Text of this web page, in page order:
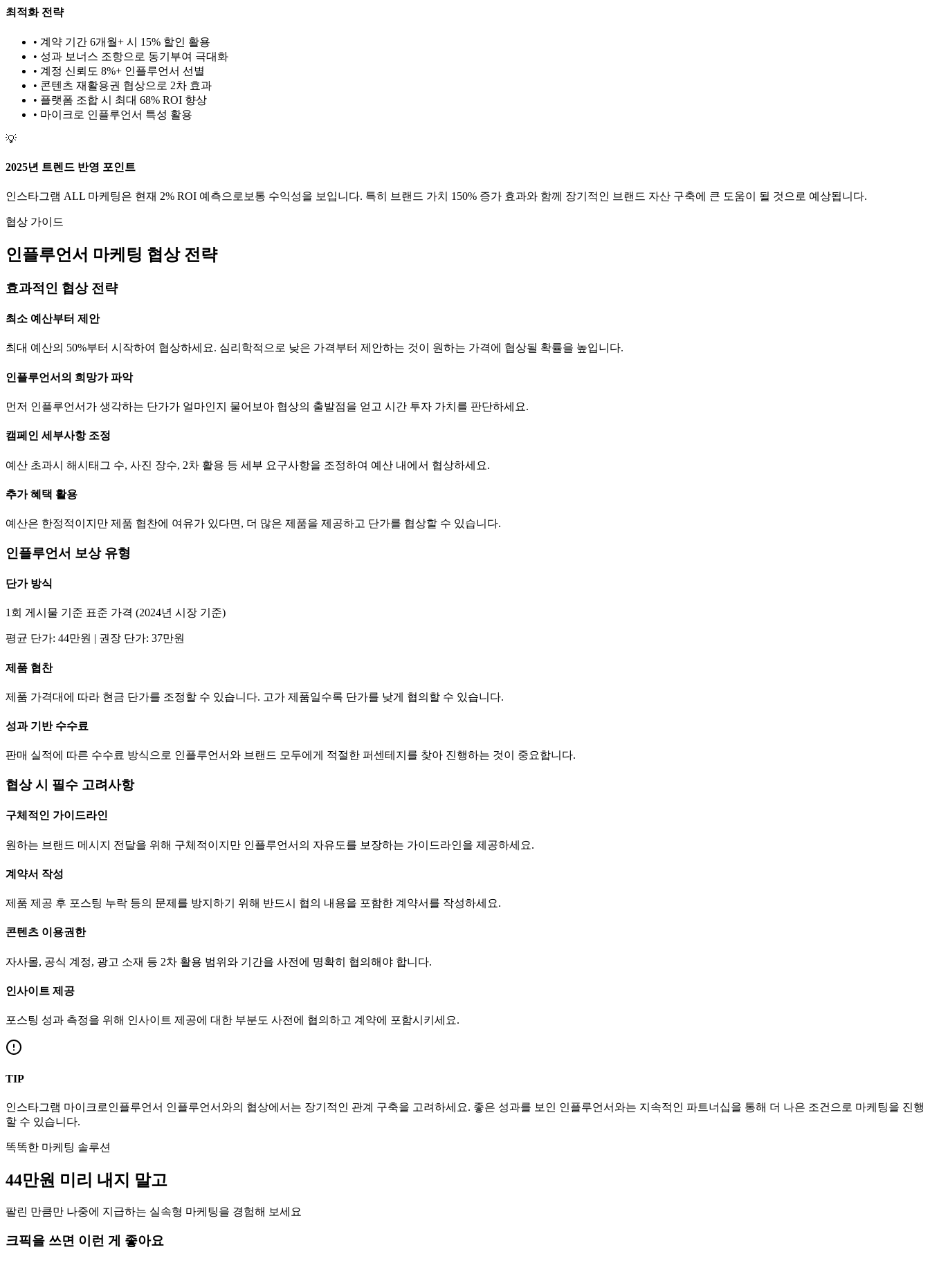
최적화 전략
• 계약 기간 6개월+ 시 15% 할인 활용
• 성과 보너스 조항으로 동기부여 극대화
• 계정 신뢰도 8%+ 인플루언서 선별
• 콘텐츠 재활용권 협상으로 2차 효과
• 플랫폼 조합 시 최대 68% ROI 향상
• 마이크로 인플루언서 특성 활용
💡
2025년 트렌드 반영 포인트
인스타그램 ALL 마케팅은 현재 2% ROI 예측으로 보통 수익성을 보입니다. 특히 브랜드 가치 150% 증가 효과와 함께 장기적인 브랜드 자산 구축에 큰 도움이 될 것으로 예상됩니다.
협상 가이드
인플루언서 마케팅 협상 전략
효과적인 협상 전략
최소 예산부터 제안
최대 예산의 50%부터 시작하여 협상하세요. 심리학적으로 낮은 가격부터 제안하는 것이 원하는 가격에 협상될 확률을 높입니다.
인플루언서의 희망가 파악
먼저 인플루언서가 생각하는 단가가 얼마인지 물어보아 협상의 출발점을 얻고 시간 투자 가치를 판단하세요.
캠페인 세부사항 조정
예산 초과시 해시태그 수, 사진 장수, 2차 활용 등 세부 요구사항을 조정하여 예산 내에서 협상하세요.
추가 혜택 활용
예산은 한정적이지만 제품 협찬에 여유가 있다면, 더 많은 제품을 제공하고 단가를 협상할 수 있습니다.
인플루언서 보상 유형
단가방식
1회 게시물 기준 표준 가격 (2024년 시장 기준)
평균 단가: 44만원 | 권장 단가: 37만원
제품 협찬
제품 가격대에 따라 현금 단가를 조정할 수 있습니다. 고가 제품일수록 단가를 낮게 협의할 수 있습니다.
성과 기반 수수료
판매 실적에 따른 수수료 방식으로 인플루언서와 브랜드 모두에게 적절한 퍼센테지를 찾아 진행하는 것이 중요합니다.
협상 시 필수 고려사항
구체적인 가이드라인
원하는 브랜드 메시지 전달을 위해 구체적이지만 인플루언서의 자유도를 보장하는 가이드라인을 제공하세요.
계약서 작성
제품 제공 후 포스팅 누락 등의 문제를 방지하기 위해 반드시 협의 내용을 포함한 계약서를 작성하세요.
콘텐츠 이용권한
자사몰, 공식 계정, 광고 소재 등 2차 활용 범위와 기간을 사전에 명확히 협의해야 합니다.
인사이트 제공
포스팅 성과 측정을 위해 인사이트 제공에 대한 부분도 사전에 협의하고 계약에 포함시키세요.
TIP
인스타그램 마이크로인플루언서 인플루언서와의 협상에서는 장기적인 관계 구축을 고려하세요. 좋은 성과를 보인 인플루언서와는 지속적인 파트너십을 통해 더 나은 조건으로 마케팅을 진행
할 수 있습니다.
똑똑한 마케팅 솔루션
44만원 미리 내지 말고
팔린 만큼만 나중에 지급하는 실속형 마케팅을 경험해 보세요
크픽을 쓰면 이런 게 좋아요